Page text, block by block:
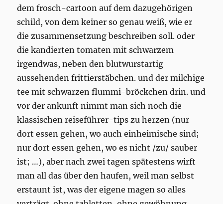
dem frosch-cartoon auf dem dazugehörigen
schild, von dem keiner so genau weiß, wie er
die zusammensetzung beschreiben soll. oder
die kandierten tomaten mit schwarzem
irgendwas, neben den blutwurstartig
aussehenden frittierstäbchen. und der milchige
tee mit schwarzen flummi-bröckchen drin. und
vor der ankunft nimmt man sich noch die
klassischen reiseführer-tips zu herzen (nur
dort essen gehen, wo auch einheimische sind;
nur dort essen gehen, wo es nicht /zu/ sauber
ist; …), aber nach zwei tagen spätestens wirft
man all das über den haufen, weil man selbst
erstaunt ist, was der eigene magen so alles